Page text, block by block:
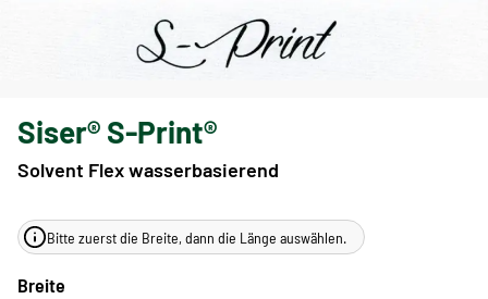
Siser® S-Print®
Solvent Flex wasserbasierend
Bitte zuerst die Breite, dann die Länge auswählen.
Breite